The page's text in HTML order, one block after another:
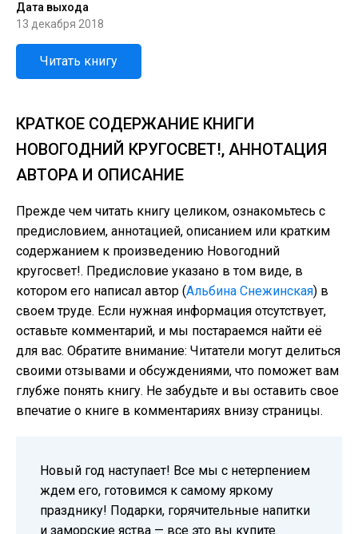
Дата выхода
13 декабря 2018
Читать книгу
КРАТКОЕ СОДЕРЖАНИЕ КНИГИ
НОВОГОДНИЙ КРУГОСВЕТ!, АННОТАЦИЯ
АВТОРА И ОПИСАНИЕ
Прежде чем читать книгу целиком, ознакомьтесь с
предисловием, аннотацией, описанием или кратким
содержанием к произведению Новогодний
кругосвет!. Предисловие указано в том виде, в
котором его написал автор (Альбина Снежинская) в
своем труде. Если нужная информация отсутствует,
оставьте комментарий, и мы постараемся найти её
для вас. Обратите внимание: Читатели могут делиться
своими отзывами и обсуждениями, что поможет вам
глубже понять книгу. Не забудьте и вы оставить свое
впечатие о книге в комментариях внизу страницы.
Новый год наступает! Все мы с нетерпением
ждем его, готовимся к самому яркому
празднику! Подарки, горячительные напитки
и заморские яства — все это вы купите